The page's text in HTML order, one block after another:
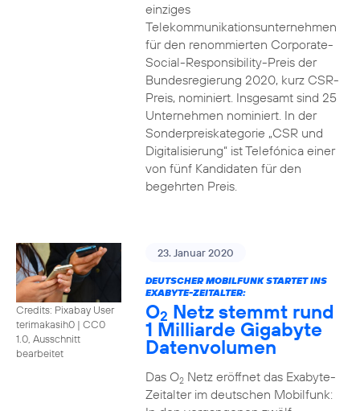
einziges
Telekommunikationsunternehmen
für den renommierten Corporate-
Social-Responsibility-Preis der
Bundesregierung 2020, kurz CSR-
Preis, nominiert. Insgesamt sind 25
Unternehmen nominiert. In der
Sonderpreiskategorie „CSR und
Digitalisierung“ ist Telefónica einer
von fünf Kandidaten für den
begehrten Preis.
Credits: Pixabay User
terimakasih0 | CC0
1.0, Ausschnitt
bearbeitet
23. Januar 2020
DEUTSCHER MOBILFUNK STARTET INS
EXABYTE-ZEITALTER:
O2 Netz stemmt rund
1 Milliarde Gigabyte
Datenvolumen
Das O2Netz eröffnet das Exabyte-
Zeitalter im deutschen Mobilfunk: